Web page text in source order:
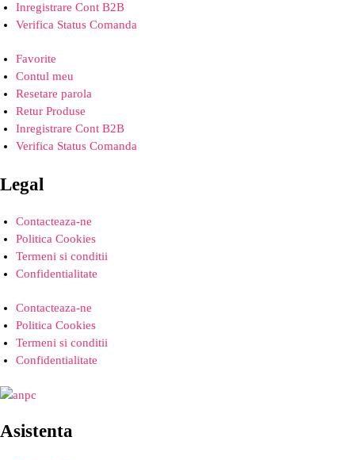
Inregistrare Cont B2B
Verifica Status Comanda
Favorite
Contul meu
Resetare parola
Retur Produse
Inregistrare Cont B2B
Verifica Status Comanda
Legal
Contacteaza-ne
Politica Cookies
Termeni si conditii
Confidentialitate
Contacteaza-ne
Politica Cookies
Termeni si conditii
Confidentialitate
Asistenta